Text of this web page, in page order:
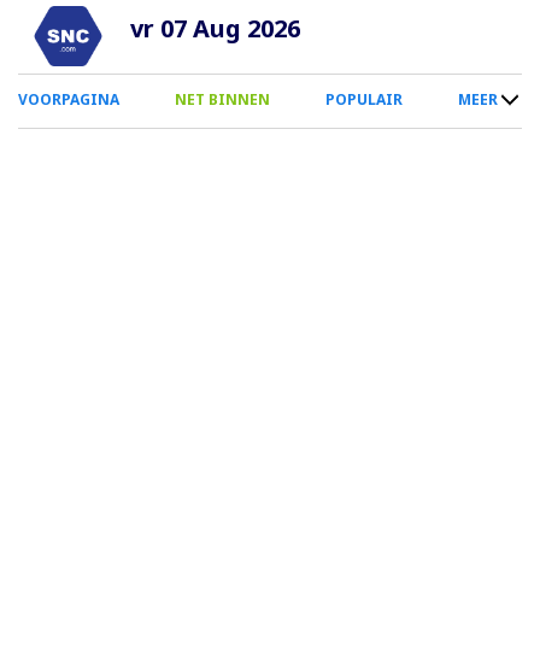
Overslaan
naar
inhoud
vr 07 Aug 2026
0
Smartphone
VOORPAGINA NET BINNEN POPULAIR MEER